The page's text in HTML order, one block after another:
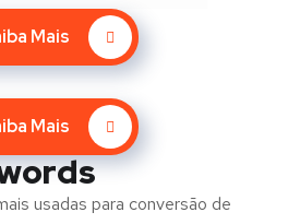
Mais
Mais
usadas para conversão de